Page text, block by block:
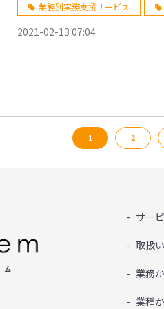
業務別実務支援サービス
2021-02-13 07:04
1 2
サー
取扱
業務
業種